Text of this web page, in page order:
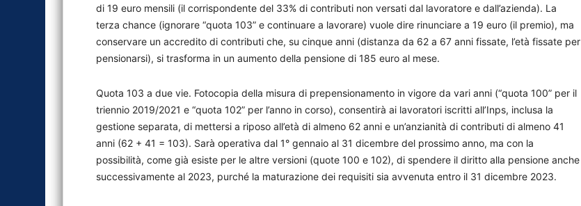
di 19 euro mensili (il corrispondente del 33% di contributi non versati dal lavoratore e dall’azienda). La
terza chance (ignorare “quota 103” e continuare a lavorare) vuole dire rinunciare a 19 euro (il premio), ma
conservare un accredito di contributi che, su cinque anni (distanza da 62 a 67 anni fissate, l’età fissate per
pensionarsi), si trasforma in un aumento della pensione di 185 euro al mese.
Quota 103 a due vie. Fotocopia della misura di prepensionamento in vigore da vari anni (“quota 100” per il
triennio 2019/2021 e “quota 102” per l’anno in corso), consentirà ai lavoratori iscritti all’Inps, inclusa la
gestione separata, di mettersi a riposo all’età di almeno 62 anni e un’anzianità di contributi di almeno 41
anni (62 + 41 = 103). Sarà operativa dal 1° gennaio al 31 dicembre del prossimo anno, ma con la
possibilità, come già esiste per le altre versioni (quote 100 e 102), di spendere il diritto alla pensione anche
successivamente al 2023, purché la maturazione dei requisiti sia avvenuta entro il 31 dicembre 2023.